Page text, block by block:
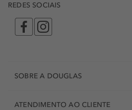
REDES SOCIAIS
SOBRE A DOUGLAS
ATENDIMENTO AO CLIENTE